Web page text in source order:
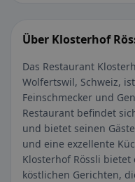
Über Klosterhof
Das Restaurant
Wolfertswil, Schweiz,
Feinschmecker und
Restaurant befindet
und bietet seinen
und eine exzellente
Klosterhof Rössli
köstlichen Gerichten,